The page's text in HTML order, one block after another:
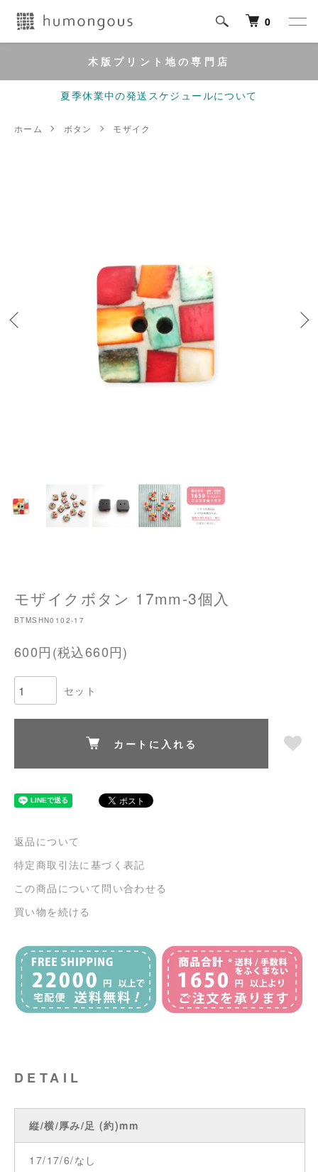
0
木版プリント地の専門店
夏季休業中の発送スケジュールについて
ホーム ボタン モザイク
モザイクボタン 17mm-3個入
BTMSHN0102-17
600円(税込660円)
セット
カートに入れる
返品について
特定商取引法に基づく表記
この商品について問い合わせる
買い物を続ける
DETAIL
縦/横/厚み/足 (約)mm
17/17/6/なし